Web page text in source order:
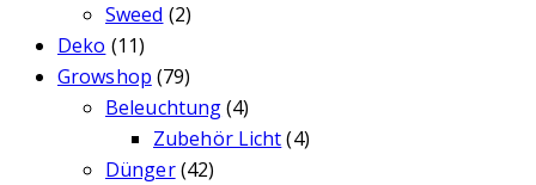
Sweed (2)
Deko (11)
Growshop (79)
Beleuchtung(4)
Zubehör Licht (4)
Dünger(42)